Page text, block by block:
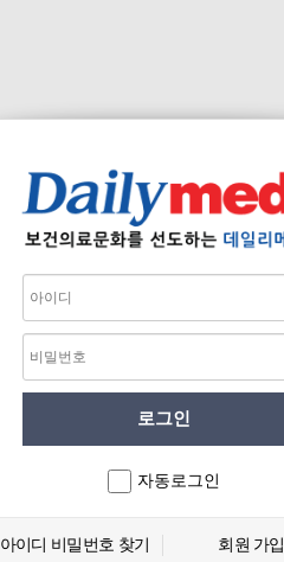
자동로그인
아이디 비밀번호 찾기 회원 가입